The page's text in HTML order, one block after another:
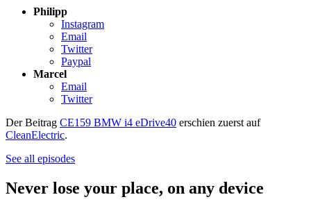
Philipp
Instagram
Email
Twitter
Paypal
Marcel
Email
Twitter
Der Beitrag CE159 BMW i4 eDrive40 erschien zuerst auf
CleanElectric.
See all episodes
Never lose your place, on any device